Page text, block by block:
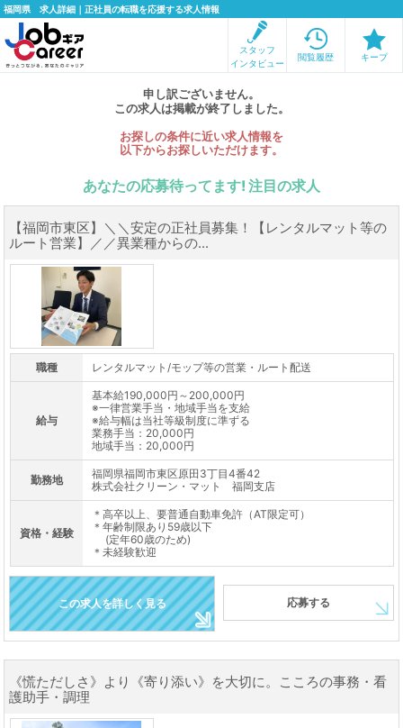
福岡県 求人詳細｜正社員の転職を応援する求人情報
スタッフ
インタビュー
閲覧履歴 キープ
申し訳ございません。
この求人は掲載が終了しました。
お探しの条件に近い求人情報を
以下からお探しいただけます。
あなたの応募待ってます! 注目の求人
【福岡市東区】＼＼安定の正社員募集！【レンタルマット等の
ルート営業】／／異業種からの...
職種 レンタルマット/モップ等の営業・ルート配送
給与
基本給190,000円～200,000円
※一律営業手当・地域手当を支給
※給与幅は当社等級制度に準ずる
業務手当：20,000円
地域手当：20,000円
勤務地
福岡県福岡市東区原田3丁目4番42
株式会社クリーン・マット 福岡支店
資格・経験
＊高卒以上、要普通自動車免許（AT限定可）
＊年齢制限あり59歳以下
(定年60歳のため)
＊未経験歓迎
この求人を詳しく見る 応募する
《慌ただしさ》より《寄り添い》を大切に。こころの事務・看
護助手・調理